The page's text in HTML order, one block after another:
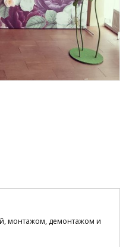
монтажом, демонтажом и